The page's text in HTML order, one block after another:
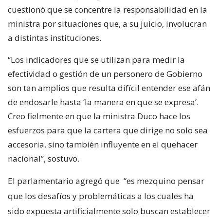
cuestionó que se concentre la responsabilidad en la
ministra por situaciones que, a su juicio, involucran
a distintas instituciones.
“Los indicadores que se utilizan para medir la
efectividad o gestión de un personero de Gobierno
son tan amplios que resulta difícil entender ese afán
de endosarle hasta ‘la manera en que se expresa’.
Creo fielmente en que la ministra Duco hace los
esfuerzos para que la cartera que dirige no solo sea
accesoria, sino también influyente en el quehacer
nacional”, sostuvo.
El parlamentario agregó que “es mezquino pensar
que los desafíos y problemáticas a los cuales ha
sido expuesta artificialmente solo buscan establecer